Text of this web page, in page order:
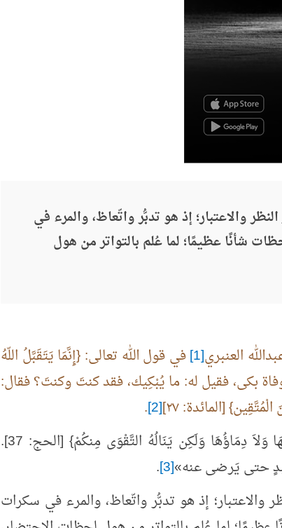
والاعتبار؛ إذ هو تدبُّر واتّعاظ، والمرء في
شأنًا عظيمًا؛ لما عُلم بالتواتر من هول
العنبري[1] في قول الله تعالى: {إِنَّمَا يَتَقَبَّلُ اللّهُ
حين حضرته الوفاة بكى، فقيل له: ما يُبْكِيك، فقد كنتَ وكنتَ؟ فقال:
[المائدة: ٢٧]
[2]
.
ويُستدل له بقوله تعالى: {لَن يَنَالَ اللَّهَ لُحُومُهَا وَلاَ دِمَاؤُهَا وَلَكِن يَنَالُهُ التَّقْوَى مِنكُمْ} [الحج: 37].
حتى يَرضى عنه»[3]
.
والاعتبار؛ إذ هو تدبُّر واتّعاظ، والمرء في سكرات